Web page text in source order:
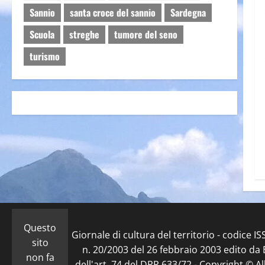
Sannio
santa croce del sannio
Sardegna
Scuola
streghe
tumore del seno
turismo
Questo
sito
non fa
Giornale di cultura del territorio - codice
n. 20/2003 del 26 febbraio 2003 edito da